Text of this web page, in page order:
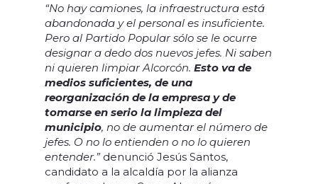
“No hay camiones, la infraestructura está
abandonada y el personal es insuficiente.
Pero al Partido Popular sólo se le ocurre
designar a dedo dos nuevos jefes. Ni saben
ni quieren limpiar Alcorcón. Esto va de
medios suficientes, de una
reorganización de la empresa y de
tomarse en serio la limpieza del
municipio, no de aumentar el número de
jefes. O no lo entienden o no lo quieren
entender.” denunció Jesús Santos,
candidato a la alcaldía por la alianza